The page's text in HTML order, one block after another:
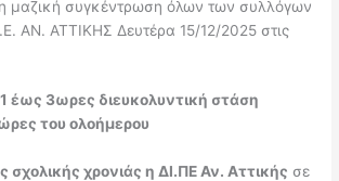
η μαζική συγκέντρωση όλων των συλλόγων
ΑΝ. ΑΤΤΙΚΗΣ Δευτέρα 15/12/2025 στις
έως 3ωρες διευκολυντική στάση
ώρες του ολοήμερου
σχολικής χρονιάς η ΔΙ.ΠΕ Αν. Αττικής σε